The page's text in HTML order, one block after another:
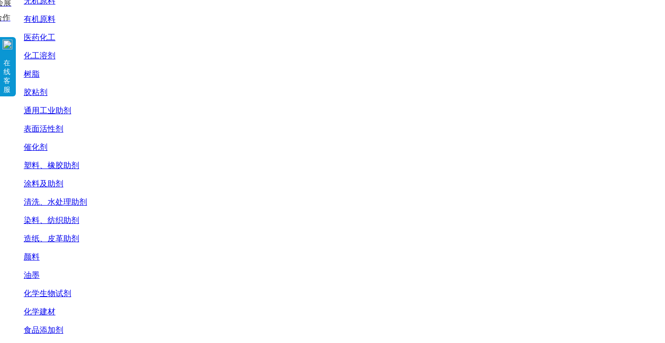
有机原料
医药化工
化工溶剂
树脂
胶粘剂
通用工业助剂
表面活性剂
催化剂
塑料、橡胶助剂
涂料及助剂
清洗、水处理助剂
染料、纺织助剂
造纸、皮革助剂
颜料
油墨
化学生物试剂
化学建材
食品添加剂
展
作
在
线
客
服